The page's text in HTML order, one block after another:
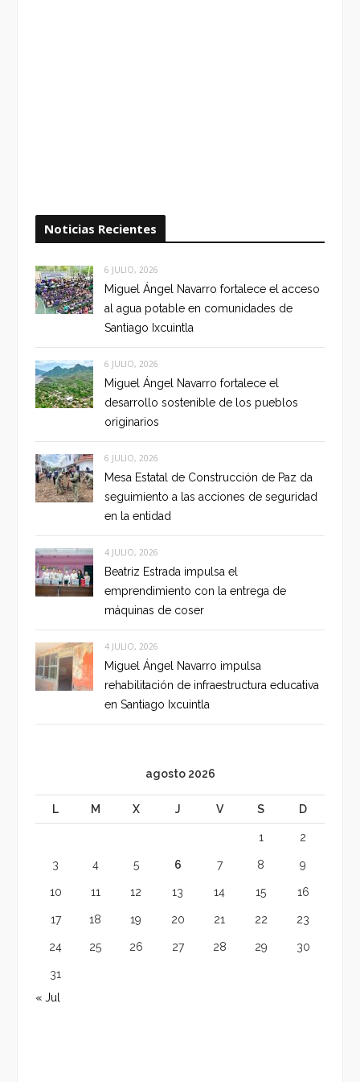
Noticias Recientes
6 JULIO, 2026
Miguel Ángel Navarro fortalece el acceso
al agua potable en comunidades de
Santiago Ixcuintla
6 JULIO, 2026
Miguel Ángel Navarro fortalece el
desarrollo sostenible de los pueblos
originarios
6 JULIO, 2026
Mesa Estatal de Construcción de Paz da
seguimiento a las acciones de seguridad
en la entidad
4 JULIO, 2026
Beatriz Estrada impulsa el
emprendimiento con la entrega de
máquinas de coser
4 JULIO, 2026
Miguel Ángel Navarro impulsa
rehabilitación de infraestructura educativa
en Santiago Ixcuintla
agosto 2026
L M X J V S D
1 2
3 4 5 6 7 8 9
10 11 12 13 14 15 16
17 18 19 20 21 22 23
24 25 26 27 28 29 30
31
« Jul